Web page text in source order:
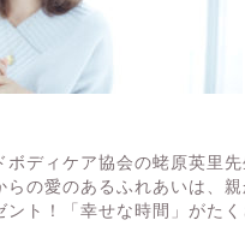
ボディケア協会の蛯原英里先
らの愛のあるふれあいは、
ント！「幸せな時間」がたく